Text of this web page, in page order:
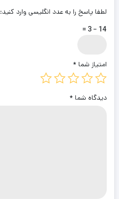
لطفا پاسخ را به عدد انگلیسی وارد کنید:
14 − 3 =
امتیاز شما *
دیدگاه شما *